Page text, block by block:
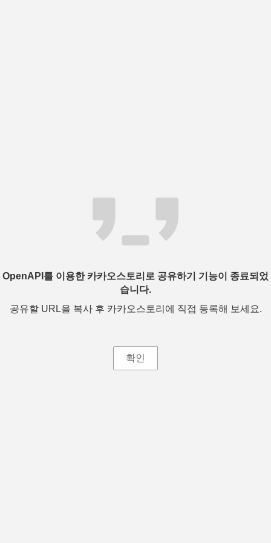
OpenAPI를 이용한 카카오스토리로 공유하기 기능이 종료되었
습니다.
공유할 URL을 복사 후 카카오스토리에 직접 등록해 보세요.
확인